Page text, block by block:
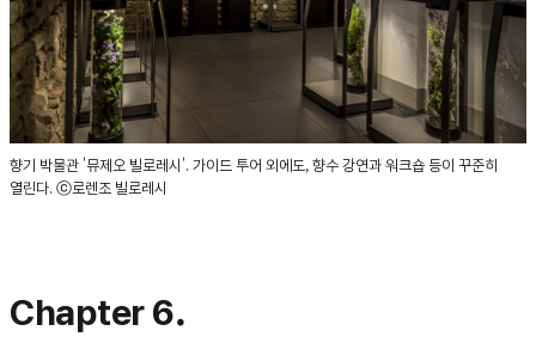
향기 박물관 '뮤제오 빌로레시'. 가이드 투어 외에도, 향수 강연과 워크숍 등이 꾸준히
열린다. ⓒ로렌조 빌로레시
Chapter 6.